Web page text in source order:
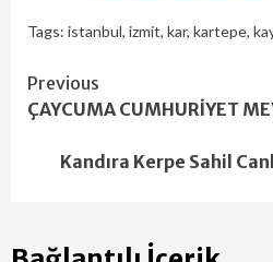
Tags: istanbul, izmit, kar, kartepe,
Continue
Reading
Previous
ÇAYCUMA CUMHURİYET
Kandıra Kerpe Sahil